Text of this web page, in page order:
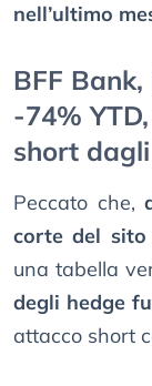
nell’ultimo
BFF
-74%
short
Peccato che,
corte del sito
una tabella
degli hedge
attacco short